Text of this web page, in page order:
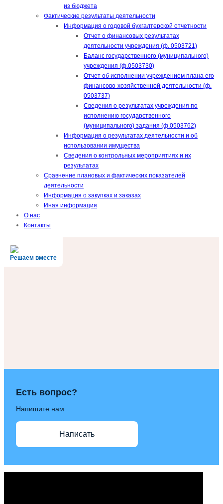
из бюджета
Фактические результаты деятельности
Информация о годовой бухгалтерской отчетности
Отчет о финансовых результатах
деятельности учреждения (ф. 0503721)
Баланс государственного (муниципального)
учреждения (ф.0503730)
Отчет об исполнении учреждением плана его
финансово-хозяйственной деятельности (ф.
0503737)
Сведения о результатах учреждения по
исполнению государственного
(муниципального) задания (ф.0503762)
Информация о результатах деятельности и об
использовании имущества
Сведения о контрольных мероприятиях и их
результатах
Сравнение плановых и фактических показателей
деятельности
Информация о закупках и заказах
Иная информация
О нас
Контакты
Решаем вместе
Есть вопрос?
Напишите нам
Написать